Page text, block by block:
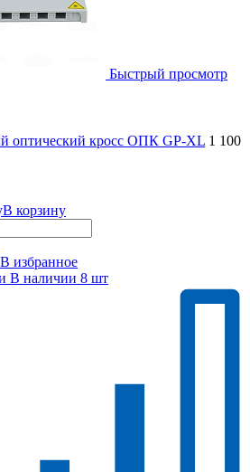
Быстрый просмотр
оптический кросс ОПК GP-XL 1 100
В корзину
В избранное
В наличии 8 шт